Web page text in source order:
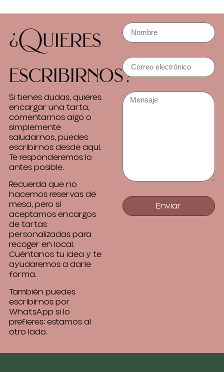
¿Quieres
escribirnos?
Si tienes dudas, quieres
encargar una tarta,
comentarnos algo o
simplemente
saludarnos, puedes
escribirnos desde aquí.
Te responderemos lo
antes posible.
Recuerda que no
hacemos reservas de
mesa, pero sí
aceptamos encargos
de tartas
personalizadas para
recoger en local.
Cuéntanos tu idea y te
ayudaremos a darle
forma.
También puedes
escribirnos por
WhatsApp si lo
prefieres: estamos al
otro lado.
Enviar